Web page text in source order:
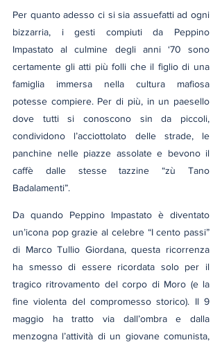
Per quanto adesso ci si sia assuefatti ad ogni
bizzarria, i gesti compiuti da Peppino
Impastato al culmine degli anni ‘70 sono
certamente gli atti più folli che il figlio di una
famiglia immersa nella cultura mafiosa
potesse compiere. Per di più, in un paesello
dove tutti si conoscono sin da piccoli,
condividono l’acciottolato delle strade, le
panchine nelle piazze assolate e bevono il
caffè dalle stesse tazzine “zù Tano
Badalamenti”.
Da quando Peppino Impastato è diventato
un’icona pop grazie al celebre “I cento passi”
di Marco Tullio Giordana, questa ricorrenza
ha smesso di essere ricordata solo per il
tragico ritrovamento del corpo di Moro (e la
fine violenta del compromesso storico). Il 9
maggio ha tratto via dall’ombra e dalla
menzogna l’attività di un giovane comunista,